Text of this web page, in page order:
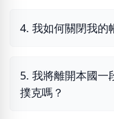
4. 我如何關閉我的
5. 我將離開本國一
撲克嗎？